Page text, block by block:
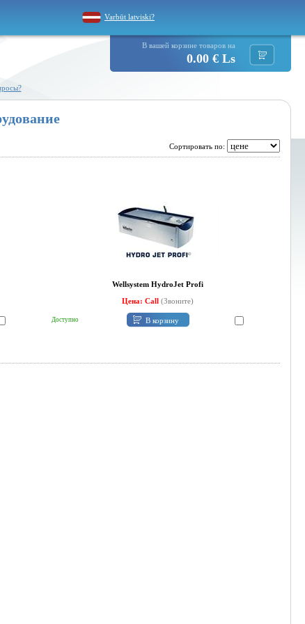
Varbūt latviski?
В вашей корзине товаров на
0.00 € Ls
Сортировать по:
Wellsystem HydroJet Profi
Цена: Call(Звоните)
Доступно В корзину